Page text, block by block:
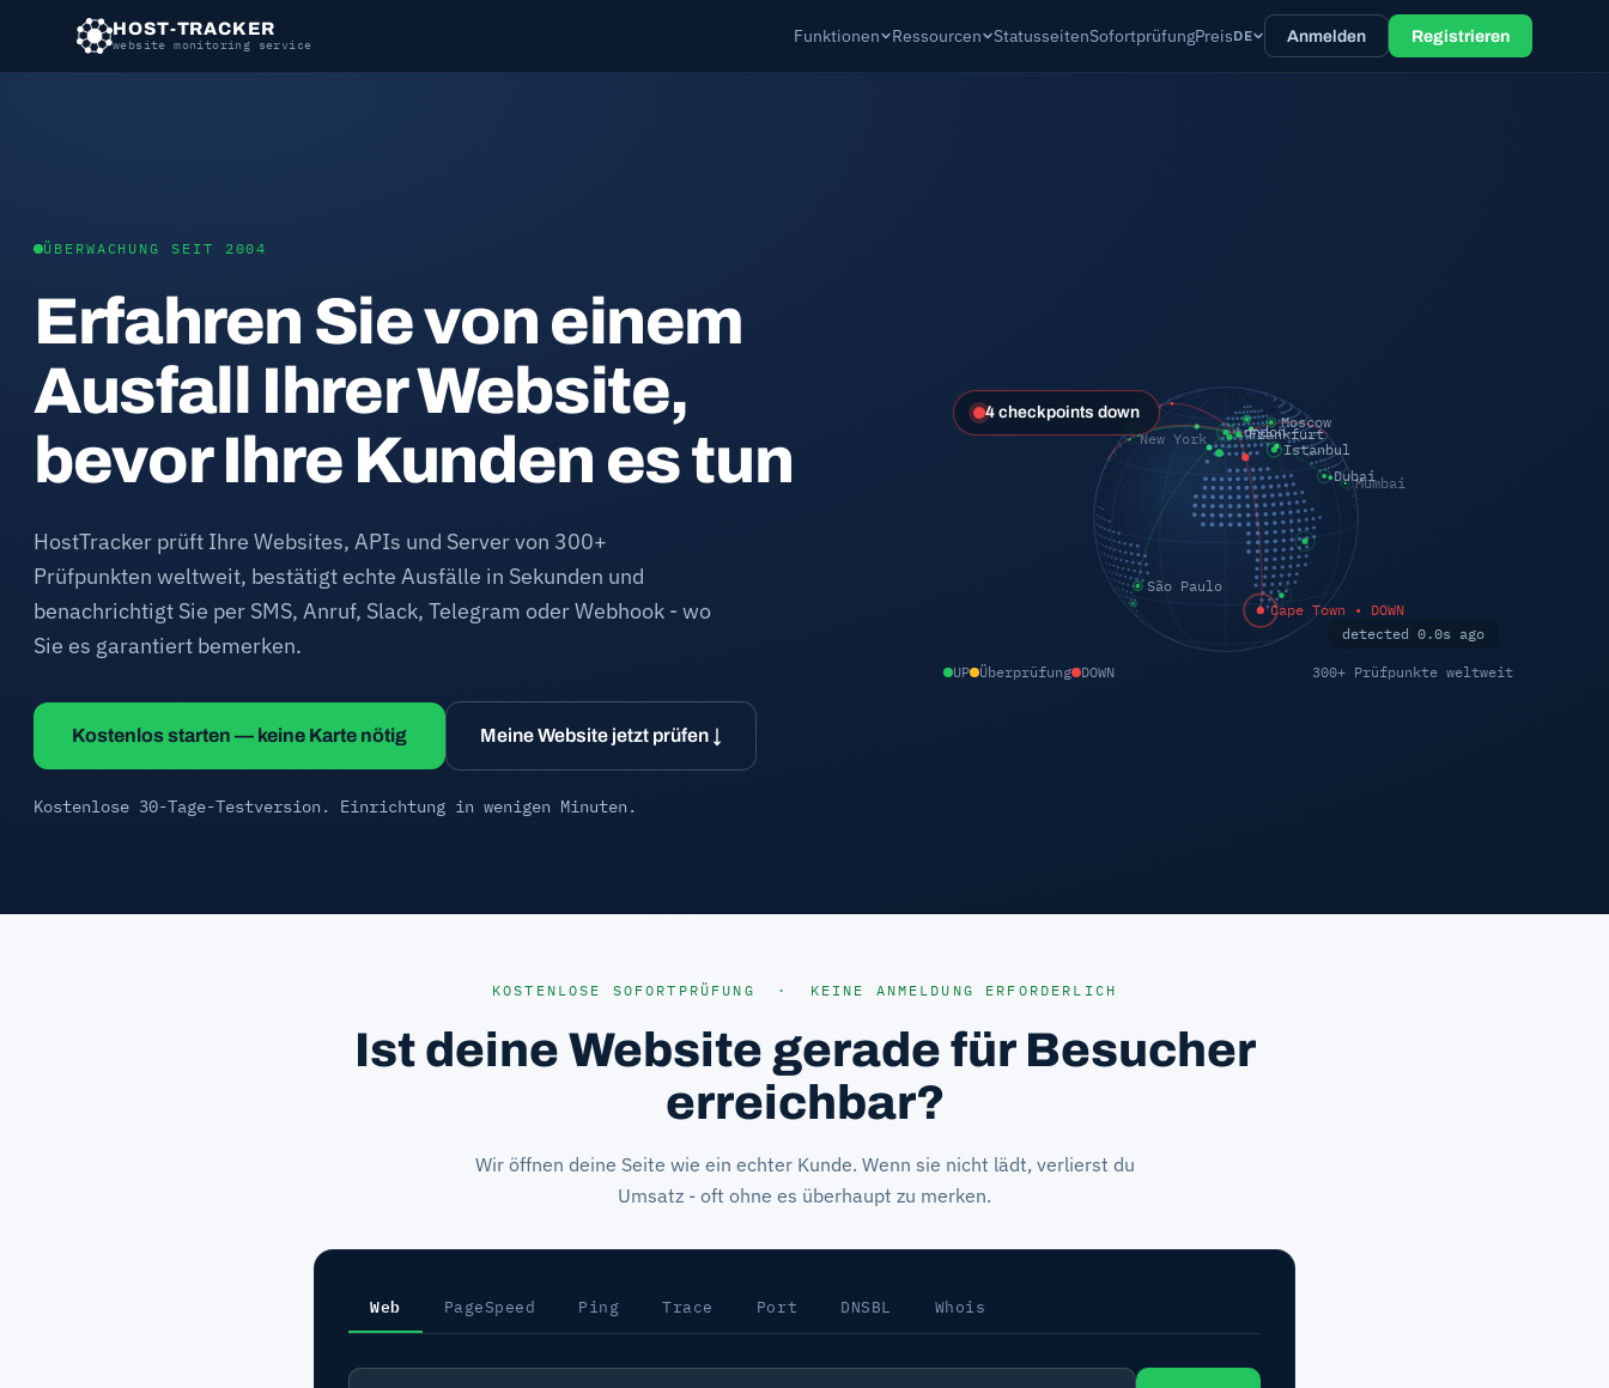
HOST-TRACKER
website monitoring service Funktionen Ressourcen StatusseitenSofortprüfungPreisDE Anmelden Registrieren
ÜBERWACHUNG SEIT 2004
Erfahren Sie von einem
Ausfall Ihrer Website,
bevor Ihre Kunden es tun
HostTracker prüft Ihre Websites, APIs und Server von 300+
Prüfpunkten weltweit, bestätigt echte Ausfälle in Sekunden und
benachrichtigt Sie per SMS, Anruf, Slack, Telegram oder Webhook - wo
Sie es garantiert bemerken.
Kostenlos starten — keine Karte nötig Meine Website jetzt prüfen ↓
Kostenlose 30-Tage-Testversion. Einrichtung in wenigen Minuten.
4 checkpoints down
detected 1.2s ago
UP Überprüfung DOWN 300+ Prüfpunkte weltweit
KOSTENLOSE SOFORTPRÜFUNG · KEINE ANMELDUNG ERFORDERLICH
Ist deine Website gerade für Besucher
erreichbar?
Wir öffnen deine Seite wie ein echter Kunde. Wenn sie nicht lädt, verlierst du
Umsatz - oft ohne es überhaupt zu merken.
Web PageSpeed Ping Trace Port DNSBL Whois